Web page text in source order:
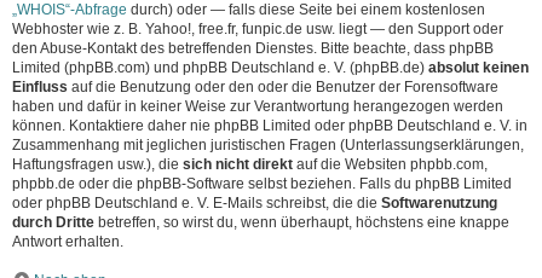
„WHOIS“-Abfrage durch) oder — falls diese Seite bei einem kostenlosen
Webhoster wie z. B. Yahoo!, free.fr, funpic.de usw. liegt — den Support oder
den Abuse-Kontakt des betreffenden Dienstes. Bitte beachte, dass phpBB
Limited (phpBB.com) und phpBB Deutschland e. V. (phpBB.de) absolut keinen
Einfluss auf die Benutzung oder den oder die Benutzer der Forensoftware
haben und dafür in keiner Weise zur Verantwortung herangezogen werden
können. Kontaktiere daher nie phpBB Limited oder phpBB Deutschland e. V. in
Zusammenhang mit jeglichen juristischen Fragen (Unterlassungserklärungen,
Haftungsfragen usw.), die sich nicht direkt auf die Websiten phpbb.com,
phpbb.de oder die phpBB-Software selbst beziehen. Falls du phpBB Limited
oder phpBB Deutschland e. V. E-Mails schreibst, die die Softwarenutzung
durch Dritte betreffen, so wirst du, wenn überhaupt, höchstens eine knappe
Antwort erhalten.